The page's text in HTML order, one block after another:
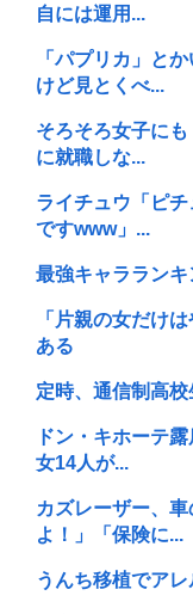
自には運用...
「パプリカ」と
けど見とくべ...
そろそろ女子に
に就職しな...
ライチュウ「ピ
ですwww」...
最強キャラランキ
「片親の女だけ
ある
定時、通信制高
ドン・キホーテ
女14人が...
カズレーザー、
よ！」「保険に...
うんち移植でア